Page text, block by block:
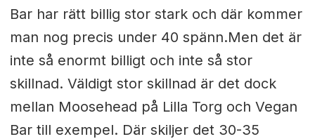
Bar har rätt billig stor stark och där kommer
man nog precis under 40 spänn.Men det är
inte så enormt billigt och inte så stor
skillnad. Väldigt stor skillnad är det dock
mellan Moosehead på Lilla Torg och Vegan
Bar till exempel. Där skiljer det 30-35